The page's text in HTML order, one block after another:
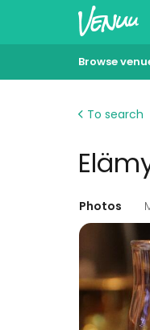
Browse
To search
Photos